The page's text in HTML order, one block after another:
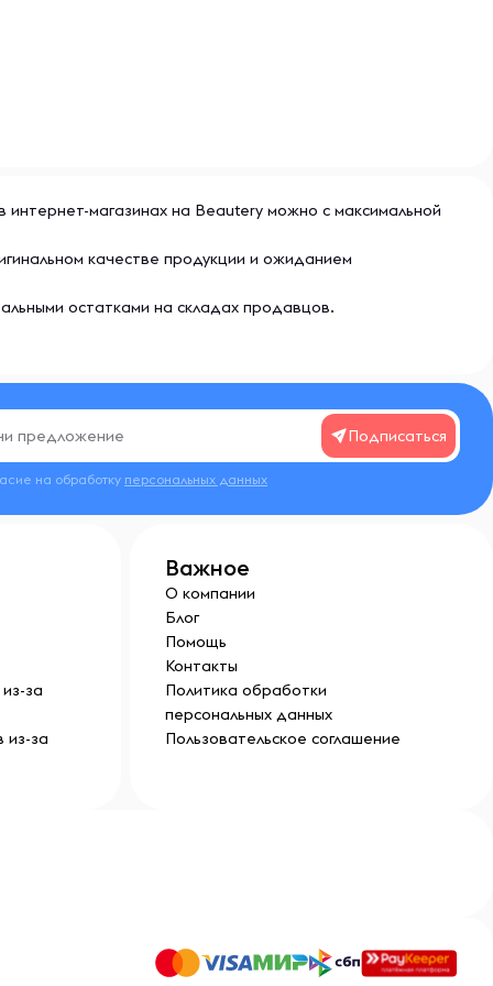
интернет-магазинах на Beautery можно с максимальной
качестве продукции и ожиданием
остатками на складах продавцов.
Подписаться
на обработку персональных данных
за
из-за
Важное
О компании
Блог
Помощь
Контакты
Политика обработки
персональных данных
Пользовательское соглашение